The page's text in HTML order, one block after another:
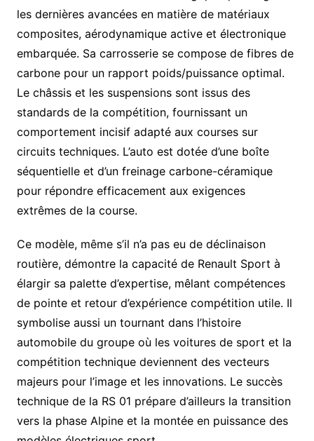
les dernières avancées en matière de matériaux
composites, aérodynamique active et électronique
embarquée. Sa carrosserie se compose de fibres de
carbone pour un rapport poids/puissance optimal.
Le châssis et les suspensions sont issus des
standards de la compétition, fournissant un
comportement incisif adapté aux courses sur
circuits techniques. L’auto est dotée d’une boîte
séquentielle et d’un freinage carbone-céramique
pour répondre efficacement aux exigences
extrêmes de la course.
Ce modèle, même s’il n’a pas eu de déclinaison
routière, démontre la capacité de Renault Sport à
élargir sa palette d’expertise, mêlant compétences
de pointe et retour d’expérience compétition utile. Il
symbolise aussi un tournant dans l’histoire
automobile du groupe où les voitures de sport et la
compétition technique deviennent des vecteurs
majeurs pour l’image et les innovations. Le succès
technique de la RS 01 prépare d’ailleurs la transition
vers la phase Alpine et la montée en puissance des